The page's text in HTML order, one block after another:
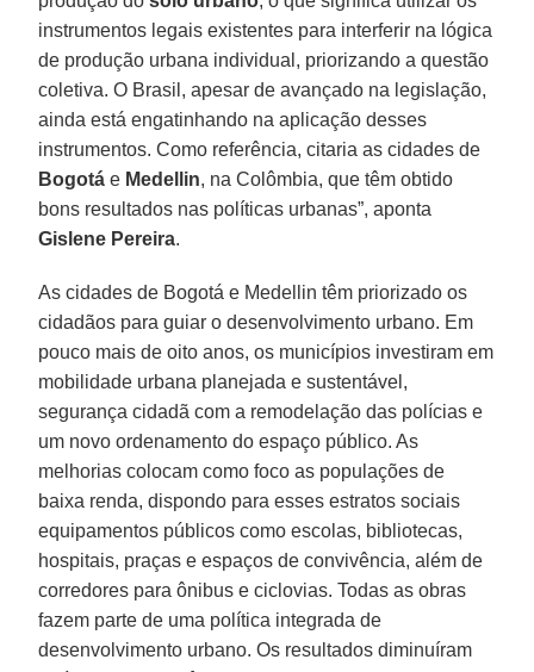
instrumentos legais existentes para interferir na lógica
de produção urbana individual, priorizando a questão
coletiva. O Brasil, apesar de avançado na legislação,
ainda está engatinhando na aplicação desses
instrumentos. Como referência, citaria as cidades de
Bogotá e Medellin, na Colômbia, que têm obtido
bons resultados nas políticas urbanas”, aponta
Gislene Pereira.
As cidades de Bogotá e Medellin têm priorizado os
cidadãos para guiar o desenvolvimento urbano. Em
pouco mais de oito anos, os municípios investiram em
mobilidade urbana planejada e sustentável,
segurança cidadã com a remodelação das polícias e
um novo ordenamento do espaço público. As
melhorias colocam como foco as populações de
baixa renda, dispondo para esses estratos sociais
equipamentos públicos como escolas, bibliotecas,
hospitais, praças e espaços de convivência, além de
corredores para ônibus e ciclovias. Todas as obras
fazem parte de uma política integrada de
desenvolvimento urbano. Os resultados diminuíram